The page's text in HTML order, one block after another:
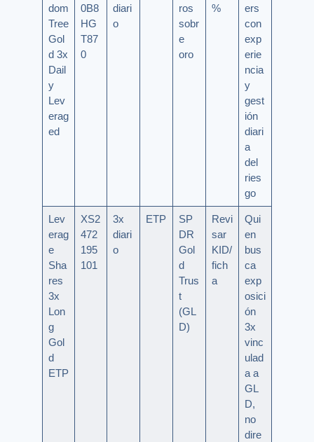
dom
Tree
Gol
d 3x
Dail
y
Lev
erag
ed
0B8
HG
T87
0
diari
o
ros
sobr
e
oro
%
ers
con
exp
erie
ncia
y
gest
ión
diari
a
del
ries
go
Lev
erag
e
Sha
res
3x
Lon
g
Gol
d
ETP
XS2
472
195
101
3x
diari
o
ETP
SP
DR
Gol
d
Trus
t
(GL
D)
Revi
sar
KID/
fich
a
Qui
en
bus
ca
exp
osici
ón
3x
vinc
ulad
a a
GL
D,
no
dire